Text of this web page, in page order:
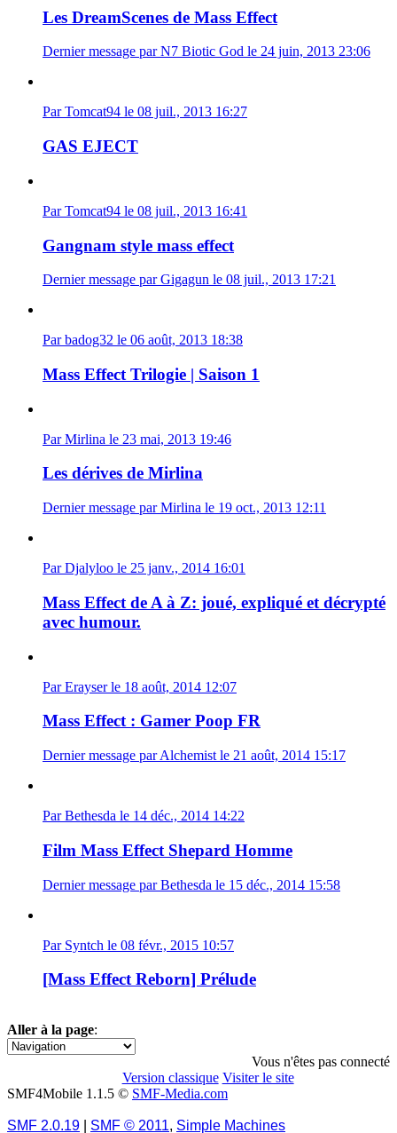
Les DreamScenes de Mass Effect
Dernier message par N7 Biotic God le 24 juin, 2013 23:06
Par Tomcat94 le 08 juil., 2013 16:27
GAS EJECT
Par Tomcat94 le 08 juil., 2013 16:41
Gangnam style mass effect
Dernier message par Gigagun le 08 juil., 2013 17:21
Par badog32 le 06 août, 2013 18:38
Mass Effect Trilogie | Saison 1
Par Mirlina le 23 mai, 2013 19:46
Les dérives de Mirlina
Dernier message par Mirlina le 19 oct., 2013 12:11
Par Djalyloo le 25 janv., 2014 16:01
Mass Effect de A à Z: joué, expliqué et décrypté
avec humour.
Par Erayser le 18 août, 2014 12:07
Mass Effect : Gamer Poop FR
Dernier message par Alchemist le 21 août, 2014 15:17
Par Bethesda le 14 déc., 2014 14:22
Film Mass Effect Shepard Homme
Dernier message par Bethesda le 15 déc., 2014 15:58
Par Syntch le 08 févr., 2015 10:57
[Mass Effect Reborn] Prélude
Aller à la page:
1 2 3 »
Vous n'êtes pas connecté
Version classique Visiter le site
SMF4Mobile 1.1.5 © SMF-Media.com
SMF 2.0.19 SMF © 2011, Simple Machines